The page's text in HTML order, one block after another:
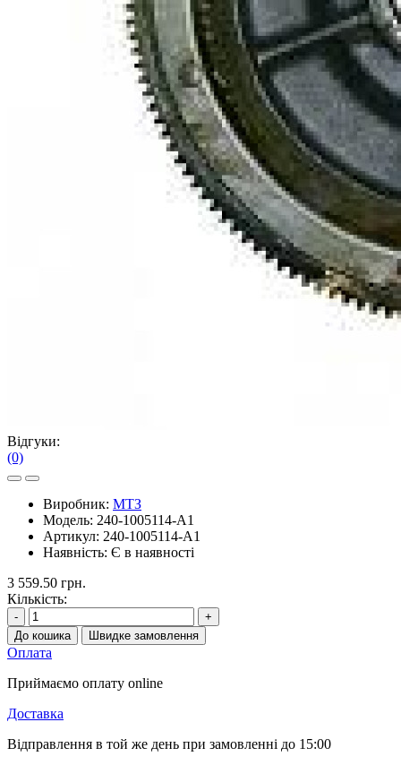
Відгуки:
(0)
Виробник: МТЗ
Модель: 240-1005114-А1
Артикул: 240-1005114-А1
Наявність: Є в наявності
3 559.50 грн.
Кількість:
-
+
До кошика
Швидке замовлення
Оплата
Приймаємо оплату online
Доставка
Відправлення в той же день при замовленні до 15:00